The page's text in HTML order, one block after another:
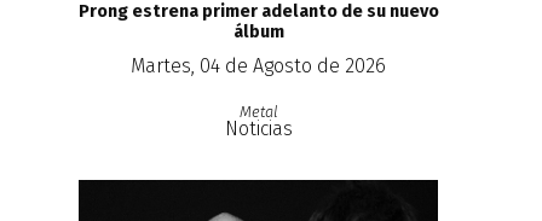
Prong estrena primer adelanto de su nuevo
álbum
Martes, 04 de Agosto de 2026
Metal
Noticias